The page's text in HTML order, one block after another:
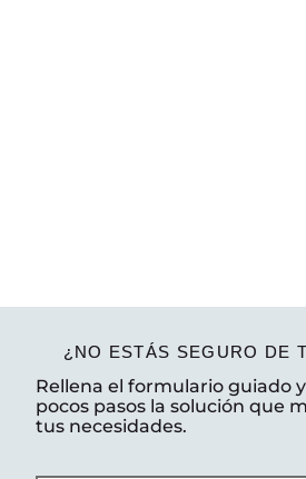
¿NO ESTÁS SEGURO DE
Rellena el formulario guiado
pocos pasos la solución que
tus necesidades.